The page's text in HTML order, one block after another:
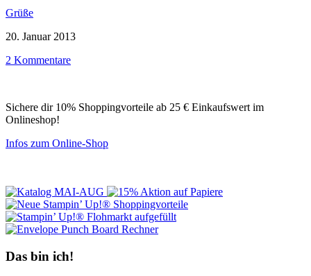
Grüße
20. Januar 2013
2 Kommentare
Sichere dir 10% Shoppingvorteile ab 25 € Einkaufswert im
Onlineshop!
Infos zum Online-Shop
Das bin ich!